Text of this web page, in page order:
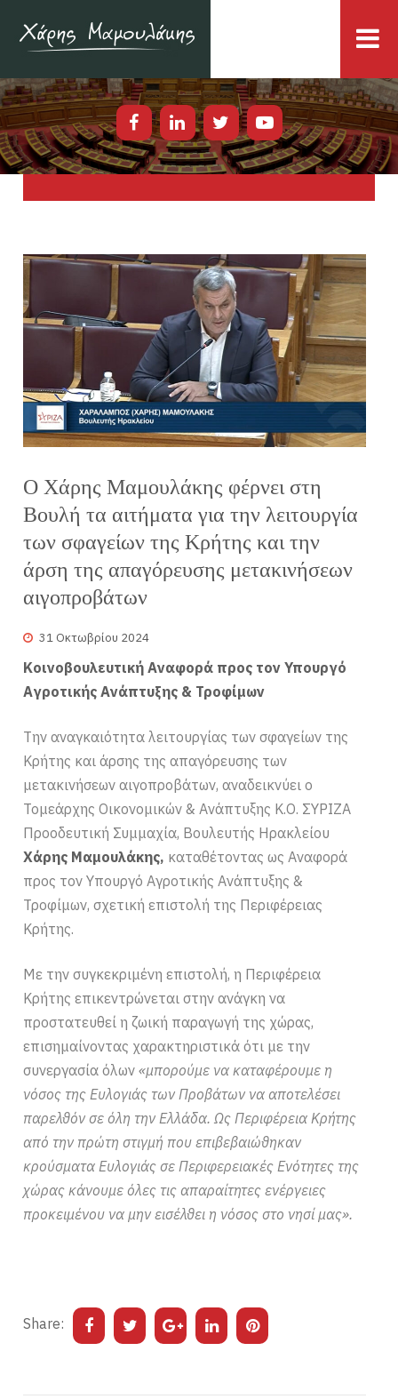
Ο Χάρης Μαμουλάκης φέρνει στη
Βουλή τα αιτήματα για την λειτουργία
των σφαγείων της Κρήτης και την
άρση της απαγόρευσης μετακινήσεων
αιγοπροβάτων
31 Οκτωβρίου 2024
Κοινοβουλευτική Αναφορά προς τον Υπουργό
Αγροτικής Ανάπτυξης & Τροφίμων
Την αναγκαιότητα λειτουργίας των σφαγείων της
Κρήτης και άρσης της απαγόρευσης των
μετακινήσεων αιγοπροβάτων, αναδεικνύει ο
Τομεάρχης Οικονομικών & Ανάπτυξης Κ.Ο. ΣΥΡΙΖΑ
Προοδευτική Συμμαχία, Βουλευτής Ηρακλείου
Χάρης Μαμουλάκης, καταθέτοντας ως Αναφορά
προς τον Υπουργό Αγροτικής Ανάπτυξης &
Τροφίμων, σχετική επιστολή της Περιφέρειας
Κρήτης.
Με την συγκεκριμένη επιστολή, η Περιφέρεια
Κρήτης επικεντρώνεται στην ανάγκη να
προστατευθεί η ζωική παραγωγή της χώρας,
επισημαίνοντας χαρακτηριστικά ότι με την
συνεργασία όλων«μπορούμε να καταφέρουμε η
νόσος της Ευλογιάς των Προβάτων να αποτελέσει
παρελθόν σε όλη την Ελλάδα. Ως Περιφέρεια Κρήτης
από την πρώτη στιγμή που επιβεβαιώθηκαν
κρούσματα Ευλογιάς σε Περιφερειακές Ενότητες της
χώρας κάνουμε όλες τις απαραίτητες ενέργειες
προκειμένου να μην εισέλθει η νόσος στο νησί μας».
Share: